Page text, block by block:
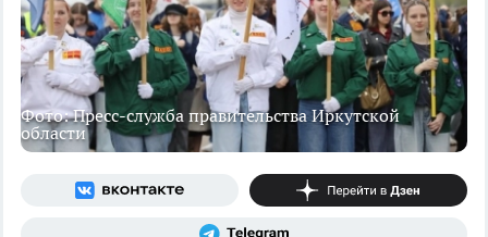
Фото: Пресс-служба правительства Иркутской
области